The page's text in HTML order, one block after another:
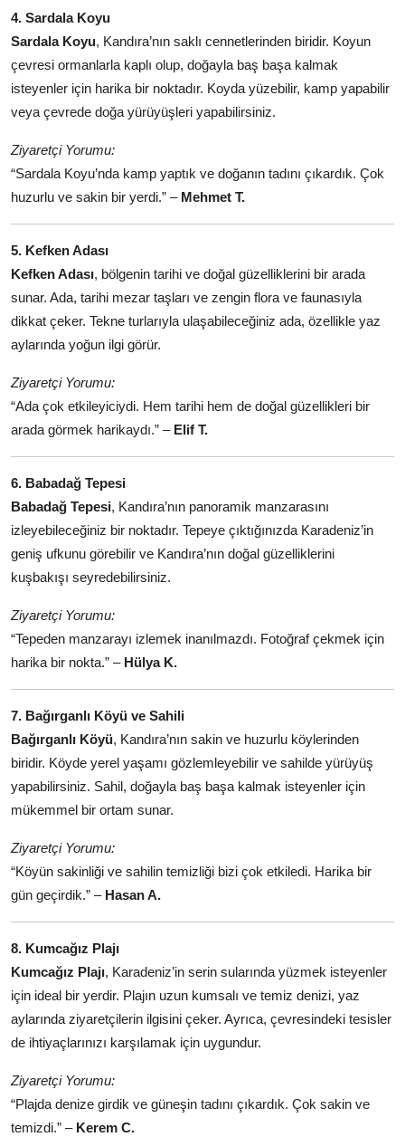
4. Sardala Koyu
Sardala Koyu, Kandıra’nın saklı cennetlerinden biridir. Koyun
çevresi ormanlarla kaplı olup, doğayla baş başa kalmak
isteyenler için harika bir noktadır. Koyda yüzebilir, kamp yapabilir
veya çevrede doğa yürüyüşleri yapabilirsiniz.
Ziyaretçi Yorumu:
“Sardala Koyu’nda kamp yaptık ve doğanın tadını çıkardık. Çok
huzurlu ve sakin bir yerdi.” – Mehmet T.
5. Kefken Adası
Kefken Adası, bölgenin tarihi ve doğal güzelliklerini bir arada
sunar. Ada, tarihi mezar taşları ve zengin flora ve faunasıyla
dikkat çeker. Tekne turlarıyla ulaşabileceğiniz ada, özellikle yaz
aylarında yoğun ilgi görür.
Ziyaretçi Yorumu:
“Ada çok etkileyiciydi. Hem tarihi hem de doğal güzellikleri bir
arada görmek harikaydı.” – Elif T.
6. Babadağ Tepesi
Babadağ Tepesi, Kandıra’nın panoramik manzarasını
izleyebileceğiniz bir noktadır. Tepeye çıktığınızda Karadeniz’in
geniş ufkunu görebilir ve Kandıra’nın doğal güzelliklerini
kuşbakışı seyredebilirsiniz.
Ziyaretçi Yorumu:
“Tepeden manzarayı izlemek inanılmazdı. Fotoğraf çekmek için
harika bir nokta.” – Hülya K.
7. Bağırganlı Köyü ve Sahili
Bağırganlı Köyü, Kandıra’nın sakin ve huzurlu köylerinden
biridir. Köyde yerel yaşamı gözlemleyebilir ve sahilde yürüyüş
yapabilirsiniz. Sahil, doğayla baş başa kalmak isteyenler için
mükemmel bir ortam sunar.
Ziyaretçi Yorumu:
“Köyün sakinliği ve sahilin temizliği bizi çok etkiledi. Harika bir
gün geçirdik.” – Hasan A.
8. Kumcağız Plajı
Kumcağız Plajı, Karadeniz’in serin sularında yüzmek isteyenler
için ideal bir yerdir. Plajın uzun kumsalı ve temiz denizi, yaz
aylarında ziyaretçilerin ilgisini çeker. Ayrıca, çevresindeki tesisler
de ihtiyaçlarınızı karşılamak için uygundur.
Ziyaretçi Yorumu:
“Plajda denize girdik ve güneşin tadını çıkardık. Çok sakin ve
temizdi.” – Kerem C.